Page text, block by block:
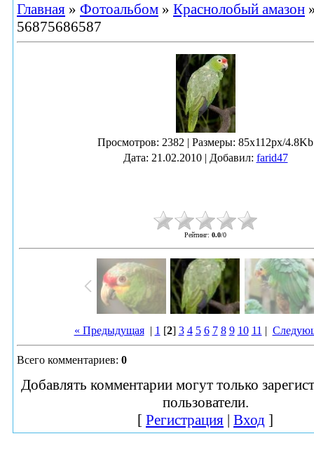
Главная » Фотоальбом » Краснолобый амазон
56875686587
Просмотров: 2382 | Размеры: 85x112px/4.8Kb
Дата: 21.02.2010 | Добавил: farid47
Рейтинг: 0.0/0
« Предыдущая| 1 [2] 3 4 5 6 7 8 9 10 11 |
Всего комментариев: 0
Добавлять комментарии могут только
пользователи.
[ Регистрация | Вход ]